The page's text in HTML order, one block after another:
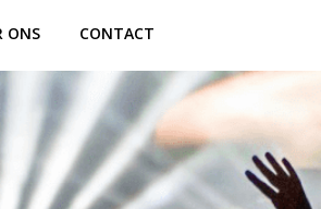
ONS CONTACT